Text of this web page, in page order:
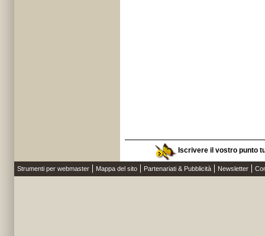
Iscrivere il vostro punto
Strumenti per webmaster Mappa del sito Partenariati & Pubblicità Newsletter